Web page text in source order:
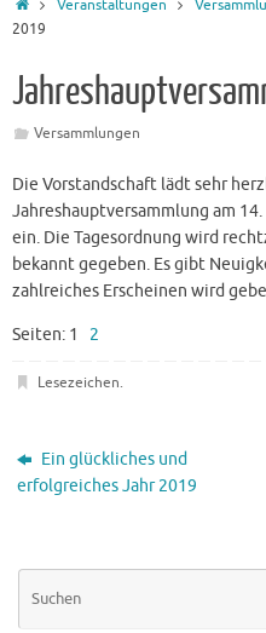
Veranstaltungen
2019
Versammlungen
Die Vorstandschaft lädt sehr
Jahreshauptversammlung am
ein. Die Tagesordnung wird
bekannt gegeben. Es gibt
zahlreiches Erscheinen wird
Seiten: 1 2
Lesezeichen.
Ein glückliches und
erfolgreiches Jahr 2019